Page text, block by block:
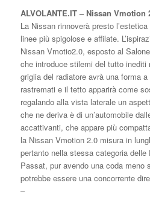
ALVOLANTE.IT – Nissan
La Nissan rinnoverà presto
linee più spigolose e affilate.
Nissan Vmotio2.0, esposto al
che introduce stilemi del tutto inediti
griglia del radiatore avrà una forma
rastremati e il tetto apparirà come
regalando alla vista laterale un
che ne deriva è di un’automobile
accattivanti, che appare più
la Nissan Vmotion 2.0 misura in
pertanto nella stessa categoria delle
Passat, pur avendo una coda meno
potrebbe essere una concorrente
–